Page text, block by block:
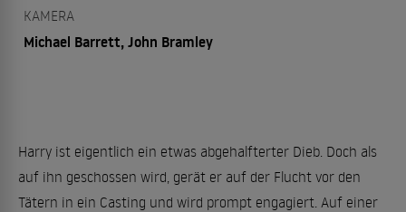
KAMERA
Michael Barrett, John Bramley
Harry ist eigentlich ein etwas abgehalfterter Dieb. Doch als
auf ihn geschossen wird, gerät er auf der Flucht vor den
Tätern in ein Casting und wird prompt engagiert. Auf einer